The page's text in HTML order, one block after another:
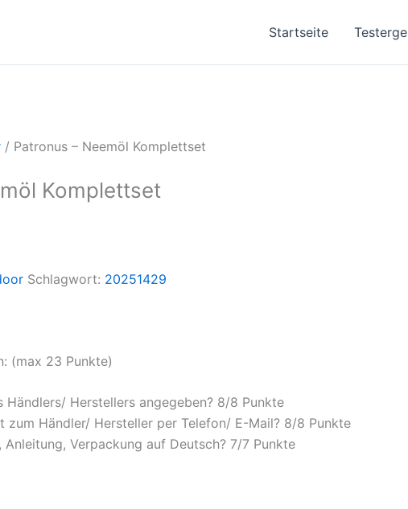
Startseite
/ Patronus – Neemöl Komplettset
Komplettset
Schlagwort: 20251429
(max 23 Punkte)
Händlers/ Herstellers angegeben? 8/8 Punkte
zum Händler/ Hersteller per Telefon/ E-Mail? 8/8 Punkte
Verpackung auf Deutsch? 7/7 Punkte